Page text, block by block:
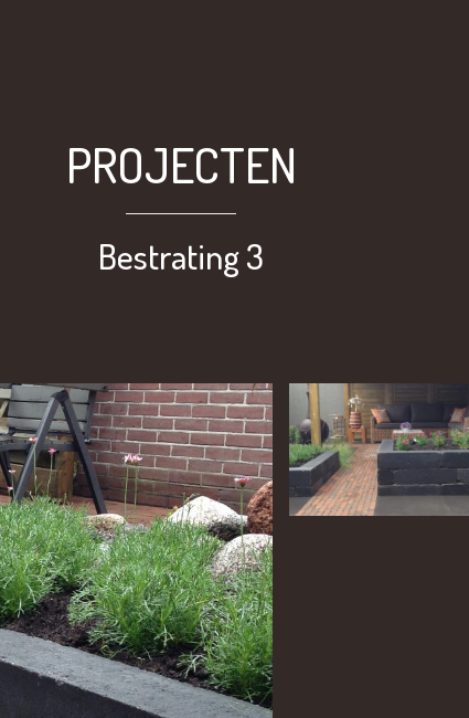
PROJECTEN
Bestrating 3